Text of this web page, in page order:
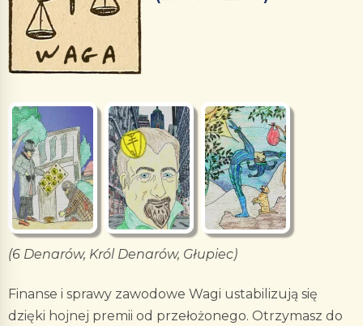
(6 Denarów, Król Denarów, Głupiec)
Finanse i sprawy zawodowe Wagi ustabilizują się
dzięki hojnej premii od przełożonego. Otrzymasz do